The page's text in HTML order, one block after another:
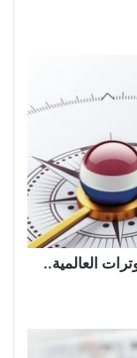
العالمية..